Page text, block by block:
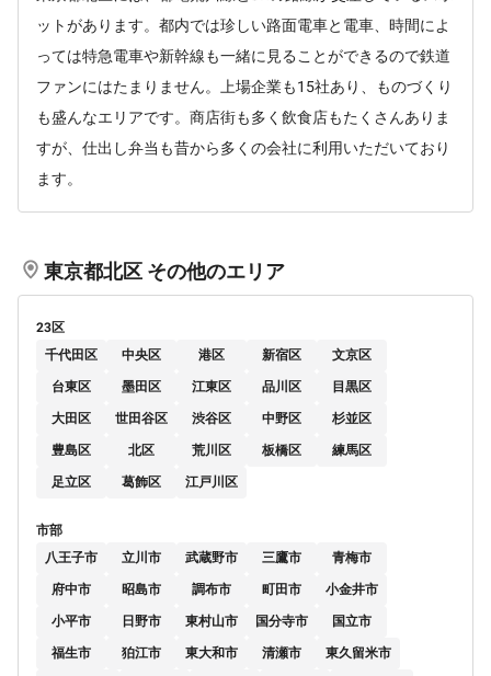
ットがあります。都内では珍しい路面電車と電車、時間によ
っては特急電車や新幹線も一緒に見ることができるので鉄道
ファンにはたまりません。上場企業も15社あり、ものづくり
も盛んなエリアです。商店街も多く飲食店もたくさんありま
すが、仕出し弁当も昔から多くの会社に利用いただいており
ます。
東京都北区 その他のエリア
23区
千代田区
中央区 港区 新宿区 文京区
台東区 墨田区 江東区 品川区 目黒区
大田区 世田谷区 渋谷区 中野区 杉並区
豊島区 北区 荒川区 板橋区 練馬区
足立区 葛飾区 江戸川区
市部
八王子市
立川市 武蔵野市 三鷹市 青梅市
府中市 昭島市 調布市 町田市 小金井市
小平市 日野市 東村山市 国分寺市 国立市
福生市 狛江市 東大和市 清瀬市 東久留米市